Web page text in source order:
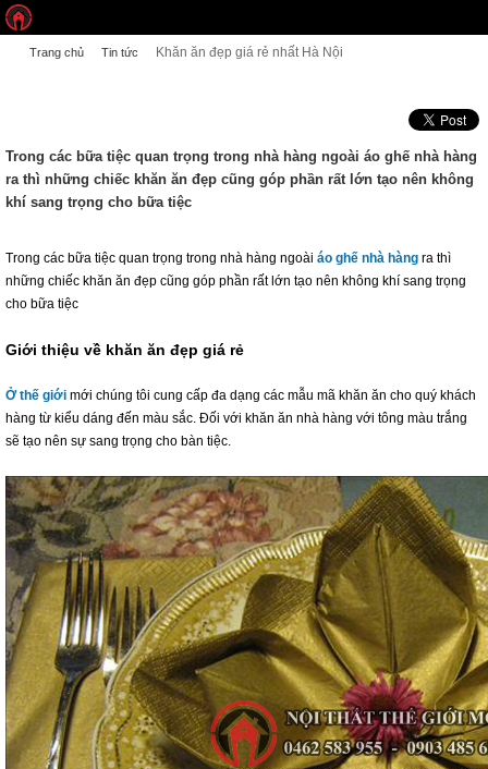
Trang chủ Tin tức Khăn ăn đẹp giá rẻ nhất Hà Nội
Trong các bữa tiệc quan trọng trong nhà hàng ngoài áo ghế nhà hàng
ra thì những chiếc khăn ăn đẹp cũng góp phần rất lớn tạo nên không
khí sang trọng cho bữa tiệc
Trong các bữa tiệc quan trọng trong nhà hàng ngoài áo ghế nhà hàng ra thì
những chiếc khăn ăn đẹp cũng góp phần rất lớn tạo nên không khí sang trọng
cho bữa tiệc
Giới thiệu về khăn ăn đẹp giá rẻ
Ở thế giới mới chúng tôi cung cấp đa dạng các mẫu mã khăn ăn cho quý khách
hàng từ kiểu dáng đến màu sắc. Đối với khăn ăn nhà hàng với tông màu trắng
sẽ tạo nên sự sang trọng cho bàn tiệc.